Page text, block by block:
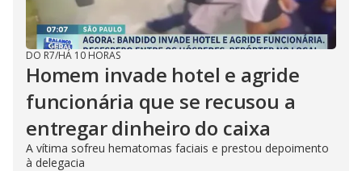
DO R7/HÁ 10 HORAS
Homem invade hotel e agride
funcionária que se recusou a
entregar dinheiro do caixa
A vítima sofreu hematomas faciais e prestou depoimento
à delegacia